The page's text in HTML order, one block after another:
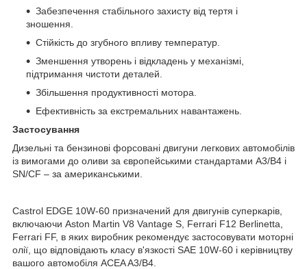
Забезпечення стабільного захисту від тертя і
зношення.
Стійкість до згубного впливу температур.
Зменшення утворень і відкладень у механізмі,
підтримання чистоти деталей.
Збільшення продуктивності мотора.
Ефективність за екстремальних навантажень.
Застосування
Дизельні та бензинові форсовані двигуни легкових автомобілів
із вимогами до оливи за європейськими стандартами А3/В4 і
SN/CF – за американськими.
Castrol EDGE 10W-60 призначений для двигунів суперкарів,
включаючи Aston Martin V8 Vantage S, Ferrari F12 Berlinetta,
Ferrari FF, в яких виробник рекомендує застосовувати моторні
олії, що відповідають класу в'язкості SAE 10W-60 і керівництву
вашого автомобіля ACEA A3/B4.